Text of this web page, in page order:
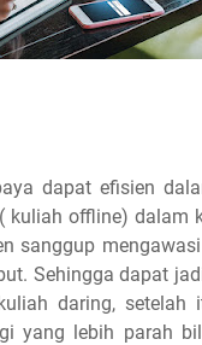
dapat efisien
offline) dalam
sanggup
Sehingga dapat
daring, setelah
yang lebih parah